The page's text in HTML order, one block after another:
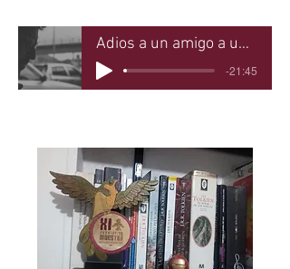
Adios a un amigo a un hermano
-21:45